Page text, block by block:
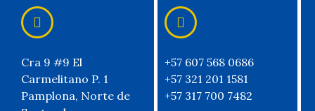
Cra 9 #9 El
Carmelitano P. 1
Pamplona, Norte de
+57 607 568 0686
+57 321 201 1581
+57 317 700 7482